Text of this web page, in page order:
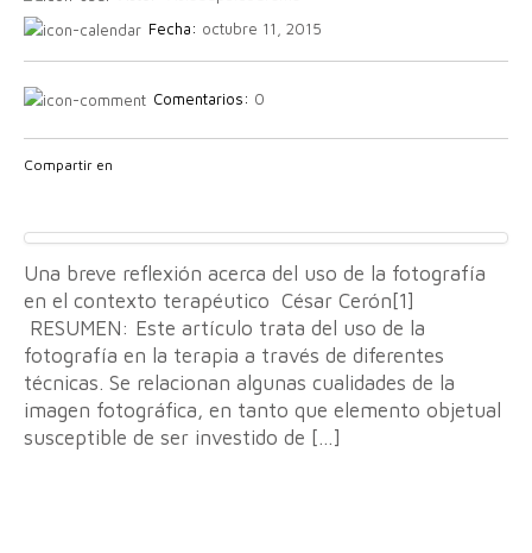
Fecha: octubre 11, 2015
Comentarios: 0
Compartir en
Una breve reflexión acerca del uso de la fotografía
en el contexto terapéutico César Cerón[1]
RESUMEN: Este artículo trata del uso de la
fotografía en la terapia a través de diferentes
técnicas. Se relacionan algunas cualidades de la
imagen fotográfica, en tanto que elemento objetual
susceptible de ser investido de […]